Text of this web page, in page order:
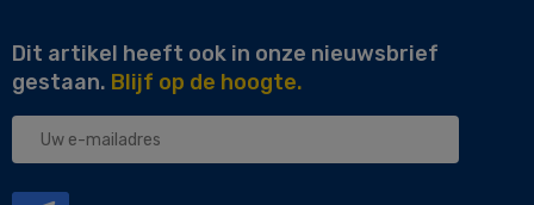
Dit artikel heeft ook in onze nieuwsbrief
gestaan. Blijf op de hoogte.
Uw